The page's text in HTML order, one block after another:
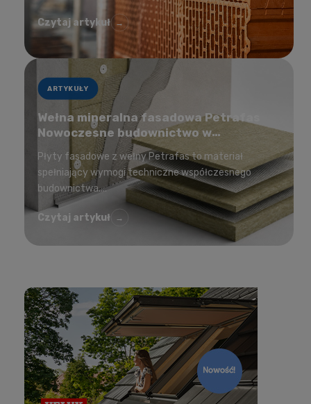
Czytaj artykuł →
ARTYKUŁY
Wełna mineralna fasadowa Petrafas
Nowoczesne budownictwo w
korzystnej cenie
Płyty fasadowe z wełny Petrafas to materiał
spełniający wymogi techniczne współczesnego
budownictwa....
Czytaj artykuł →